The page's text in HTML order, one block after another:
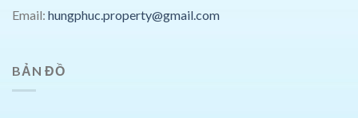
Email: hungphuc.property@gmail.com
BẢN ĐỒ